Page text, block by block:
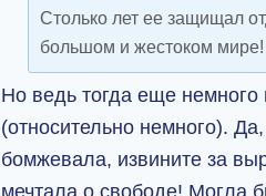
Столько лет ее защищал
большом и жестоком мире!
Но ведь тогда еще
(относительно немного).
бомжевала, извините за
мечтала о свободе! Могла